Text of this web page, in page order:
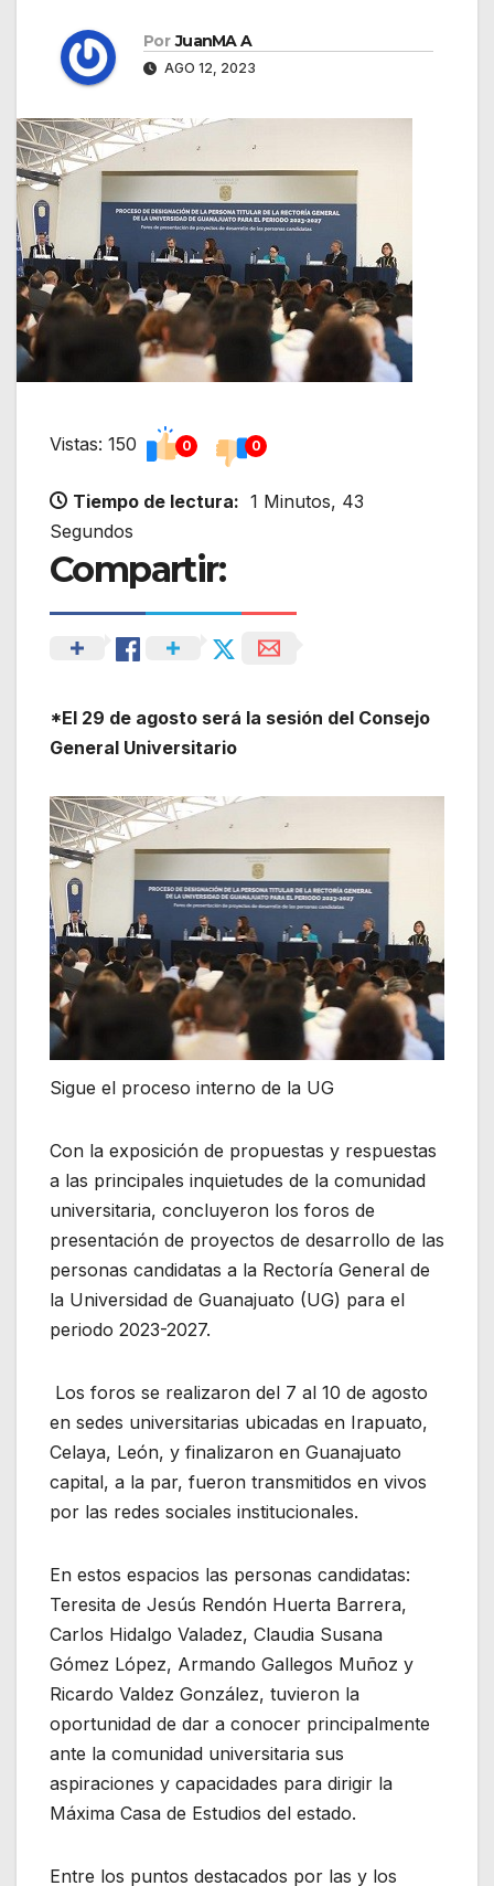
Por JuanMA A
AGO 12, 2023
Vistas: 150 0 0
Tiempo de lectura: 1 Minutos, 43
Segundos
Compartir:
*El 29 de agosto será la sesión del Consejo
General Universitario
Sigue el proceso interno de la UG
Con la exposición de propuestas y respuestas
a las principales inquietudes de la comunidad
universitaria, concluyeron los foros de
presentación de proyectos de desarrollo de las
personas candidatas a la Rectoría General de
la Universidad de Guanajuato (UG) para el
periodo 2023-2027.
Los foros se realizaron del 7 al 10 de agosto
en sedes universitarias ubicadas en Irapuato,
Celaya, León, y finalizaron en Guanajuato
capital, a la par, fueron transmitidos en vivos
por las redes sociales institucionales.
En estos espacios las personas candidatas:
Teresita de Jesús Rendón Huerta Barrera,
Carlos Hidalgo Valadez, Claudia Susana
Gómez López, Armando Gallegos Muñoz y
Ricardo Valdez González, tuvieron la
oportunidad de dar a conocer principalmente
ante la comunidad universitaria sus
aspiraciones y capacidades para dirigir la
Máxima Casa de Estudios del estado.
Entre los puntos destacados por las y los